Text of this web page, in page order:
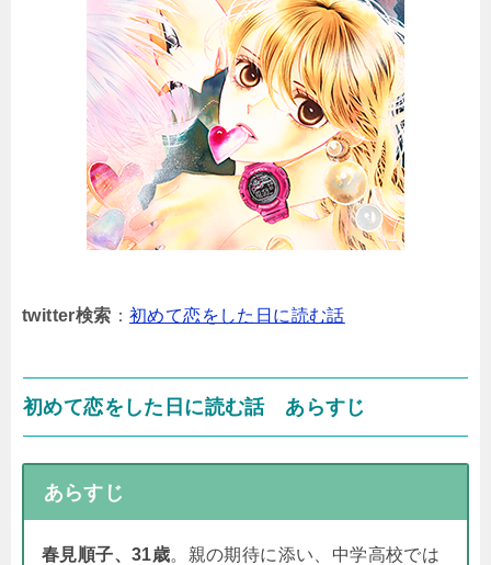
twitter検索 ：初めて恋をした日に読む話
初めて恋をした日に読む話 あらすじ
あらすじ
春見順子、31歳。親の期待に添い、中学高校では